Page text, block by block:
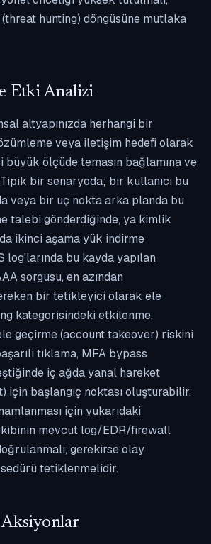
(threat hunting) döngüsüne mutlaka
Etki Analizi
altyapınızda herhangi bir
veya iletişim hedefi olarak
büyük ölçüde temasın bağlamına ve
Tipik bir senaryoda; bir kullanıcı bu
veya bir uç nokta arka planda bu
talebi gönderdiğinde, ya kimlik
da ikinci aşama yük indirme
bu kayda yapılan
sorgusu, en azından
bir tetikleyici olarak ele
kategorisindeki etkilenme,
geçirme (account takeover) riskini
tıklama, MFA bypass
iç ağda yanal hareket
için başlangıç noktası oluşturabilir.
için yukarıdaki
mevcut log/EDR/firewall
gerekirse olay
tetiklenmelidir.